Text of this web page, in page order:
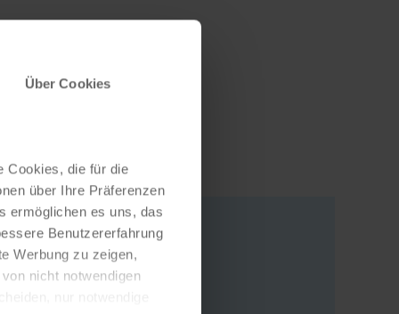
Über Cookies
Cookies, die für die
über Ihre Präferenzen
ermöglichen es uns, das
Benutzererfahrung
Werbung zu zeigen,
nicht notwendigen
Adresse